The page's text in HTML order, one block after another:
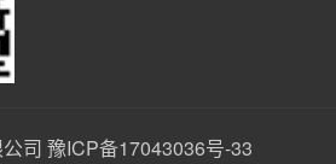
公司豫ICP备17043036号-33